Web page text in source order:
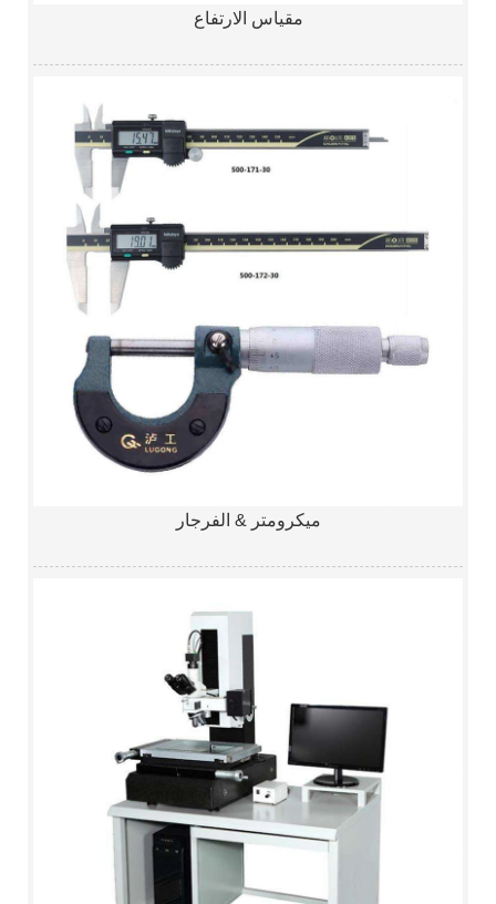
مقياس الارتفاع
ميكرومتر & الفرجار